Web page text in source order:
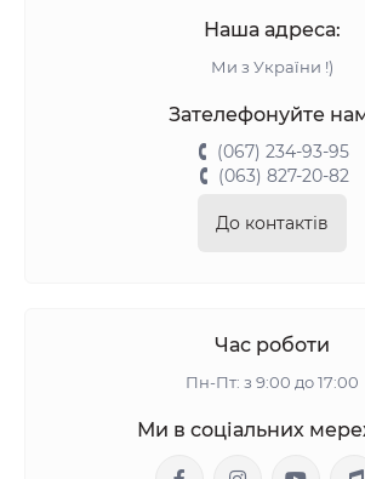
Наша адреса:
Ми з України !)
Зателефонуйте
(067) 234-93-95
(063) 827-20-82
До контактів
Час роботи
Пн-Пт: з 9:00 до 17:00
Ми в соціальних